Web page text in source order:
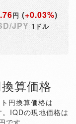
円 (+0.03%)
JPY 1ドル
算価格
円換算価格は
IQDの現地価格は
す。